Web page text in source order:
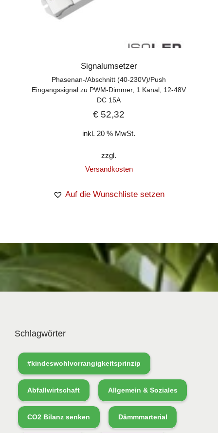
Signalumsetzer
Phasenan-/Abschnitt (40-230V)/Push
Eingangssignal zu PWM-Dimmer, 1 Kanal, 12-48V
DC 15A
€ 52,32
inkl. 20 % MwSt.
zzgl.
Versandkosten
Auf die Wunschliste setzen
Schlagwörter
#kindeswohlvorrangigkeitsprinzip
Abfallwirtschaft Allgemein & Soziales
CO2 Bilanz senken Dämmmarterial